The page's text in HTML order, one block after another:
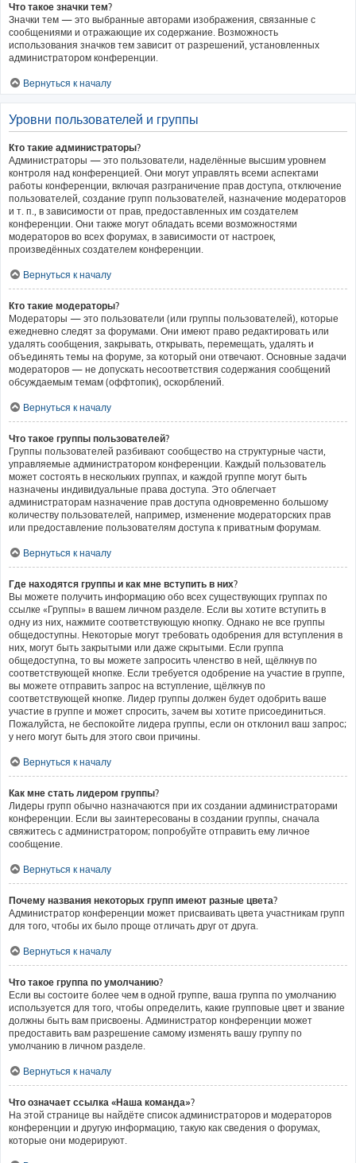
Что такое значки тем?
Значки тем — это выбранные авторами изображения, связанные с
сообщениями и отражающие их содержание. Возможность
использования значков тем зависит от разрешений, установленных
администратором конференции.
Вернуться к началу
Уровни пользователей и группы
Кто такие администраторы?
Администраторы — это пользователи, наделённые высшим уровнем
контроля над конференцией. Они могут управлять всеми аспектами
работы конференции, включая разграничение прав доступа, отключение
пользователей, создание групп пользователей, назначение модераторов
и т. п., в зависимости от прав, предоставленных им создателем
конференции. Они также могут обладать всеми возможностями
модераторов во всех форумах, в зависимости от настроек,
произведённых создателем конференции.
Вернуться к началу
Кто такие модераторы?
Модераторы — это пользователи (или группы пользователей), которые
ежедневно следят за форумами. Они имеют право редактировать или
удалять сообщения, закрывать, открывать, перемещать, удалять и
объединять темы на форуме, за который они отвечают. Основные задачи
модераторов — не допускать несоответствия содержания сообщений
обсуждаемым темам (оффтопик), оскорблений.
Вернуться к началу
Что такое группы пользователей?
Группы пользователей разбивают сообщество на структурные части,
управляемые администратором конференции. Каждый пользователь
может состоять в нескольких группах, и каждой группе могут быть
назначены индивидуальные права доступа. Это облегчает
администраторам назначение прав доступа одновременно большому
количеству пользователей, например, изменение модераторских прав
или предоставление пользователям доступа к приватным форумам.
Вернуться к началу
Где находятся группы и как мне вступить в них?
Вы можете получить информацию обо всех существующих группах по
ссылке «Группы» в вашем личном разделе. Если вы хотите вступить в
одну из них, нажмите соответствующую кнопку. Однако не все группы
общедоступны. Некоторые могут требовать одобрения для вступления в
них, могут быть закрытыми или даже скрытыми. Если группа
общедоступна, то вы можете запросить членство в ней, щёлкнув по
соответствующей кнопке. Если требуется одобрение на участие в группе,
вы можете отправить запрос на вступление, щёлкнув по
соответствующей кнопке. Лидер группы должен будет одобрить ваше
участие в группе и может спросить, зачем вы хотите присоединиться.
Пожалуйста, не беспокойте лидера группы, если он отклонил ваш запрос;
у него могут быть для этого свои причины.
Вернуться к началу
Как мне стать лидером группы?
Лидеры групп обычно назначаются при их создании администраторами
конференции. Если вы заинтересованы в создании группы, сначала
свяжитесь с администратором; попробуйте отправить ему личное
сообщение.
Вернуться к началу
Почему названия некоторых групп имеют разные цвета?
Администратор конференции может присваивать цвета участникам групп
для того, чтобы их было проще отличать друг от друга.
Вернуться к началу
Что такое группа по умолчанию?
Если вы состоите более чем в одной группе, ваша группа по умолчанию
используется для того, чтобы определить, какие групповые цвет и звание
должны быть вам присвоены. Администратор конференции может
предоставить вам разрешение самому изменять вашу группу по
умолчанию в личном разделе.
Вернуться к началу
Что означает ссылка «Наша команда»?
На этой странице вы найдёте список администраторов и модераторов
конференции и другую информацию, такую как сведения о форумах,
которые они модерируют.